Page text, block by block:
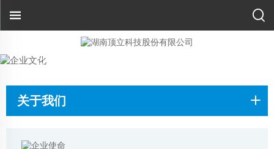
ABOUT
关于我们